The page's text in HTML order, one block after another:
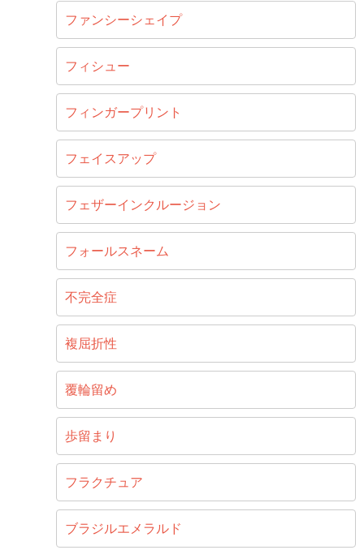
ファンシーシェイプ
フィシュー
フィンガープリント
フェイスアップ
フェザーインクルージョン
フォールスネーム
不完全症
複屈折性
覆輪留め
歩留まり
フラクチュア
ブラジルエメラルド